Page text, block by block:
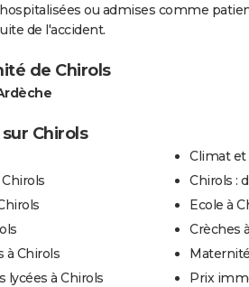
ou admises comme
de l'accident.
de Chirols
Chirols
à Chirols
lycées à Chirols
Climat et
Chirols :
Ecole à
Crèches
Prix